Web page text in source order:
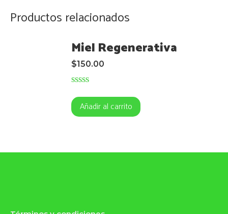
Productos relacionados
Miel Regenerativa
$150.00
con5.00de
5
Añadir al carrito